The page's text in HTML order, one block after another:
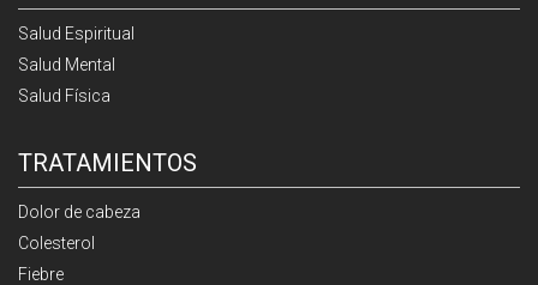
Salud Espiritual
Salud Mental
Salud Física
TRATAMIENTOS
Dolor de cabeza
Colesterol
Fiebre